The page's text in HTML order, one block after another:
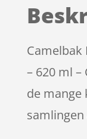
Camelbak
– 620 ml
de mange